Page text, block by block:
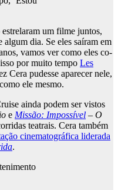
um filme juntos,
algum dia. Se eles saíram em
vamos ver como eles co-
por muito tempo Les
Cera pudesse aparecer nele,
ele mesmo.
ainda podem ser vistos
e Missão: Impossível – O
teatrais. Cera também
cinematográfica liderada
.